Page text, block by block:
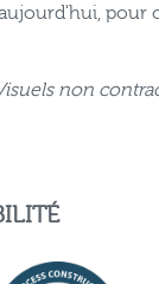
pour
non